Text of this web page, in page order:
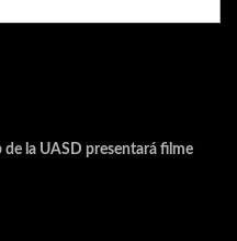
de la UASD presentará filme